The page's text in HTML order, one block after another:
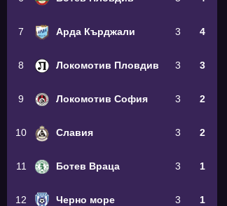
7 Арда Кърджали 3 4
8 Локомотив Пловдив 3 3
9 Локомотив София 3 2
10 Славия 3 2
11 Ботев Враца 3 1
12 Черно море 3 1